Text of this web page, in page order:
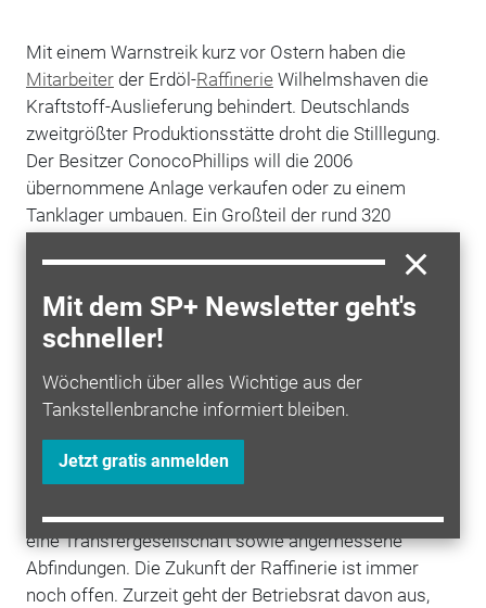
Mit dem SP+ Newsletter geht's
schneller!
Wöchentlich über alles Wichtige aus der
Tankstellenbranche informiert bleiben.
Jetzt gratis anmelden
Mit einem Warnstreik kurz vor Ostern haben die
Mitarbeiterder Erdöl-Raffinerie Wilhelmshaven die
Kraftstoff-Auslieferung behindert. Deutschlands
zweitgrößter Produktionsstätte droht die Stilllegung.
Der Besitzer ConocoPhillips will die 2006
übernommene Anlage verkaufen oder zu einem
Tanklager umbauen. Ein Großteil der rund 320
Verhandlungen über einen Sozialplan blieben bislang
ergebnislos. Mehr als 100 Mitarbeiter legten am
Donnerstagmorgen für zweieinhalb Stunden die Arbeit
nieder. Mit Fahnen und Transparenten protestierten
sie gegen die Verhandlungstaktik des US-Ölkonzerns.
Mehrere Tankwagen mussten nicht abgefertigt
auch anders können", sagte Betriebsratschef Uwe
Geertsema. Die Arbeitnehmer fordern eine
Weiterbeschäftigung aller Mitarbeiter bis Jahresende,
eine Transfergesellschaft sowie angemessene
Abfindungen. Die Zukunft der Raffinerie ist immer
noch offen. Zurzeit geht der Betriebsrat davon aus,